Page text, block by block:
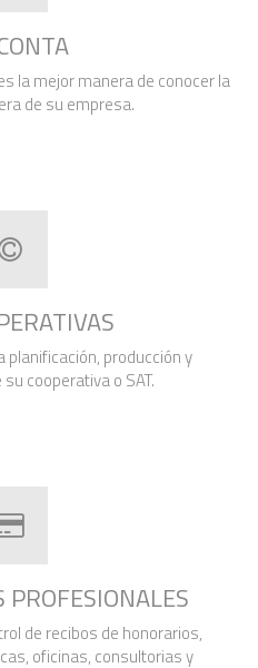
la mejor manera de conocer la
de su empresa.
planificación, producción y
cooperativa o SAT.
PROFESIONALES
de recibos de honorarios,
oficinas, consultorias y